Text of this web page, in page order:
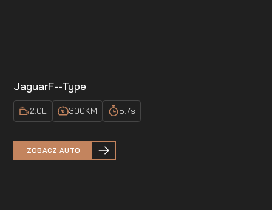
JaguarF--Type
2.0L 300KM 5.7s
ZOBACZ AUTO